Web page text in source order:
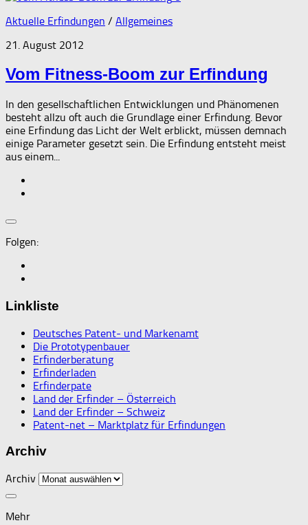
Aktuelle Erfindungen / Allgemeines
21. August 2012
Vom Fitness-Boom zur Erfindung
In den gesellschaftlichen Entwicklungen und Phänomenen
besteht allzu oft auch die Grundlage einer Erfindung. Bevor
eine Erfindung das Licht der Welt erblickt, müssen demnach
einige Parameter gesetzt sein. Die Erfindung entsteht meist
aus einem...
Folgen:
Linkliste
Deutsches Patent- und Markenamt
Die Prototypenbauer
Erfinderberatung
Erfinderladen
Erfinderpate
Land der Erfinder – Österreich
Land der Erfinder – Schweiz
Patent-net – Marktplatz für Erfindungen
Archiv
Archiv
Mehr